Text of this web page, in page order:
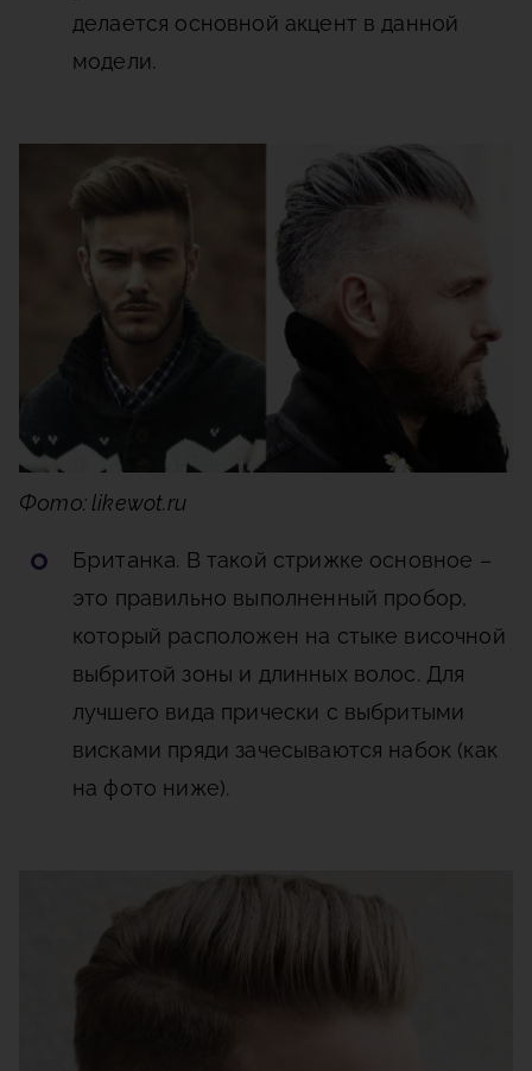
делается основной акцент в данной
модели.
Фото: likewot.ru
Британка. В такой стрижке основное –
это правильно выполненный пробор,
который расположен на стыке височной
выбритой зоны и длинных волос. Для
лучшего вида прически с выбритыми
висками пряди зачесываются набок (как
на фото ниже).